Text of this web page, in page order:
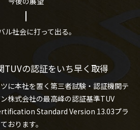
ル社会に打って出る。
TUVの認証をいち早く取得
に本社を置く第三者試験・認証機関テ
株式会社の最高峰の認証基準TUV
Standard Version 13.03プラ
おります。